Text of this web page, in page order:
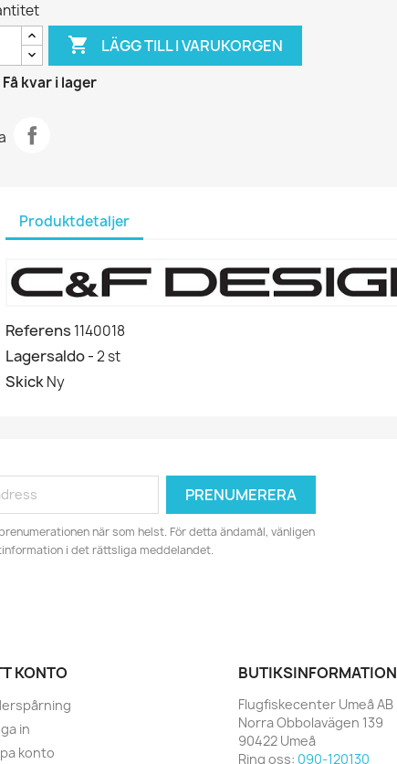
 LÄGG TILL I VARUKORGEN
Få kvar i lager
Produktdetaljer
Referens 1140018
Lagersaldo -2 st
SkickNy
när som helst. För detta ändamål, vänligen
i det rättsliga meddelandet.
KONTO
in
konto
BUTIKSINFORMATION
Flugfiskecenter Umeå AB
Norra Obbolavägen 139
90422 Umeå
Ring oss: 090-120130